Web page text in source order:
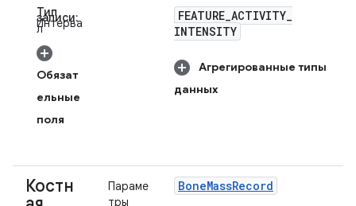
Тип
записи:
Интерва
л
Обязат
ельные
поля
FEATURE_ACTIVITY_
INTENSITY
Агрегированные типы
данных
Костн
Параме
тры
BoneMassRecord